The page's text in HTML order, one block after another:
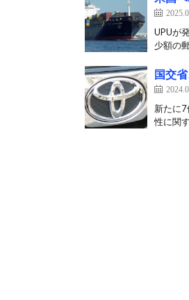
UPUが
少額の
国交
新たに
性に関